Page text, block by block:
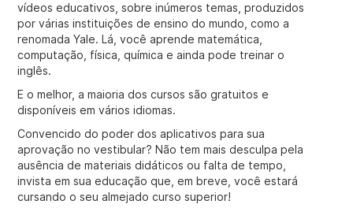
vídeos educativos, sobre inúmeros temas, produzidos
por várias instituições de ensino do mundo, como a
renomada Yale. Lá, você aprende matemática,
computação, física, química e ainda pode treinar o
inglês.
E o melhor, a maioria dos cursos são gratuitos e
disponíveis em vários idiomas.
Convencido do poder dos aplicativos para sua
aprovação no vestibular? Não tem mais desculpa pela
ausência de materiais didáticos ou falta de tempo,
invista em sua educação que, em breve, você estará
cursando o seu almejado curso superior!